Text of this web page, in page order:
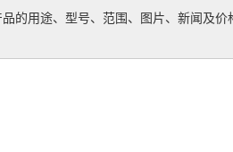
品的用途、型号、范围、图片、新闻及